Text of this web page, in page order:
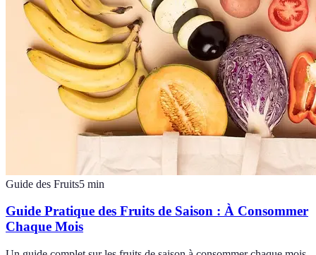
Guide des Fruits5 min
Guide Pratique des Fruits de Saison : À Consommer
Chaque Mois